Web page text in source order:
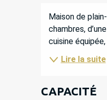
Maison de
chambres,
cuisine
Lire la suite
CAPACITÉ